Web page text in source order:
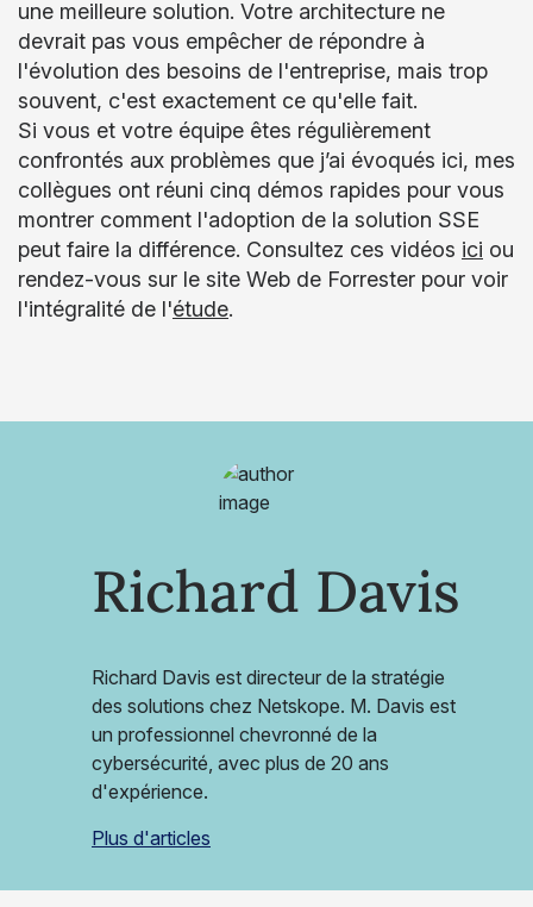
une meilleure solution. Votre architecture ne
devrait pas vous empêcher de répondre à
l'évolution des besoins de l'entreprise, mais trop
souvent, c'est exactement ce qu'elle fait.
Si vous et votre équipe êtes régulièrement
confrontés aux problèmes que j’ai évoqués ici, mes
collègues ont réuni cinq démos rapides pour vous
montrer comment l'adoption de la solution SSE
peut faire la différence. Consultez ces vidéos ici ou
rendez-vous sur le site Web de Forrester pour voir
l'intégralité de l'étude.
Richard Davis
Richard Davis est directeur de la stratégie
des solutions chez Netskope. M. Davis est
un professionnel chevronné de la
cybersécurité, avec plus de 20 ans
d'expérience.
Plus d'articles